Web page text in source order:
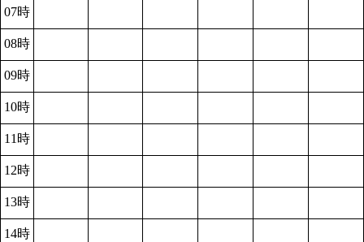
07時
08時
09時
10時
11時
12時
13時
14時